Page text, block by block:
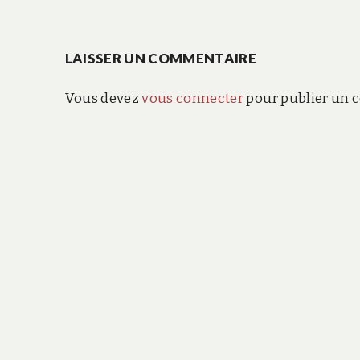
l’article
LAISSER UN COMMENTAIRE
Vous devezvous connecterpour publier un